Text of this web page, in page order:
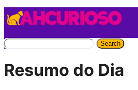
Search
Resumo do Dia